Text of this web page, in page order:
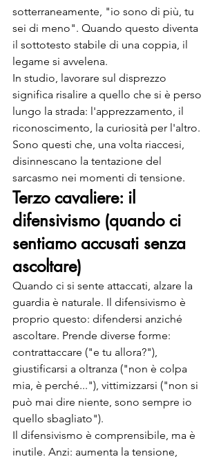
sotterraneamente, "io sono di più, tu
sei di meno". Quando questo diventa
il sottotesto stabile di una coppia, il
legame si avvelena.
In studio, lavorare sul disprezzo
significa risalire a quello che si è perso
lungo la strada: l'apprezzamento, il
riconoscimento, la curiosità per l'altro.
Sono questi che, una volta riaccesi,
disinnescano la tentazione del
sarcasmo nei momenti di tensione.
Terzo cavaliere: il
difensivismo (quando ci
sentiamo accusati senza
ascoltare)
Quando ci si sente attaccati, alzare la
guardia è naturale. Il difensivismo è
proprio questo: difendersi anziché
ascoltare. Prende diverse forme:
contrattaccare ("e tu allora?"),
giustificarsi a oltranza ("non è colpa
mia, è perché..."), vittimizzarsi ("non si
può mai dire niente, sono sempre io
quello sbagliato").
Il difensivismo è comprensibile, ma è
inutile. Anzi: aumenta la tensione,